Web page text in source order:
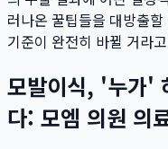
러나온 꿀팁들을 대방출
기준이 완전히 바뀔 거라
모발이식, '누가'
다: 모엠 의원 의